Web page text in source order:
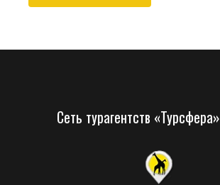
Сеть турагентств «Турсфера»